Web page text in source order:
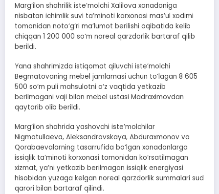
Marg‘ilon shahrilik iste’molchi Xalilova xonadoniga
nisbatan ichimlik suvi ta’minoti korxonasi mas’ul xodimi
tomonidan noto‘g‘ri ma’lumot berilishi oqibatida kelib
chiqqan 1 200 000 so‘m noreal qarzdorlik bartaraf qilib
berildi.
Yana shahrimizda istiqomat qiluvchi iste’molchi
Begmatovaning mebel jamlamasi uchun to‘lagan 8 605
500 so‘m puli mahsulotni o‘z vaqtida yetkazib
berilmagani vaji bilan mebel ustasi Madraximovdan
qaytarib olib berildi.
Marg‘ilon shahrida yashovchi iste’molchilar
Nigmatullaeva, Aleksandrovskaya, Abduraxmonov va
Qorabaevalarning tasarrufida bo‘lgan xonadonlarga
issiqlik ta’minoti korxonasi tomonidan ko‘rsatilmagan
xizmat, ya’ni yetkazib berilmagan issiqlik energiyasi
hisobidan yuzaga kelgan noreal qarzdorlik summalari sud
qarori bilan bartaraf qilindi.